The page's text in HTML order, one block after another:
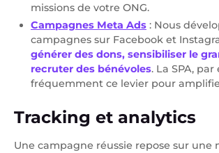
missions de votre ONG.
Campagnes Meta Ads : Nous
campagnes sur Facebook et
générer des dons, sensibiliser le
recruter des bénévoles. La SPA,
fréquemment ce levier pour
Tracking et analytics
Une campagne réussie repose sur une